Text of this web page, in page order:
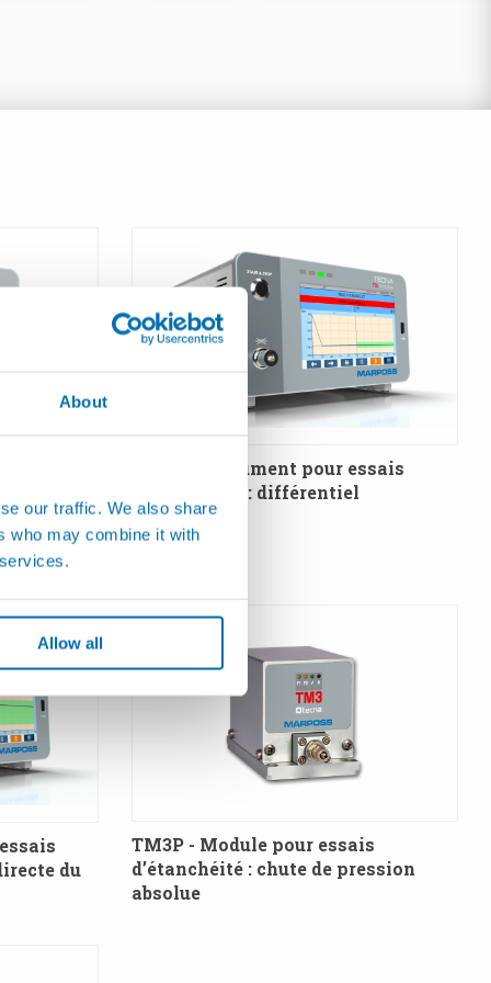
About
our traffic. We also share
who may combine it with
Allow all
T3LD - Instrument pour essais
d’étanchéité : différentiel
du
TM3P - Module pour essais
d’étanchéité : chute de pression
absolue